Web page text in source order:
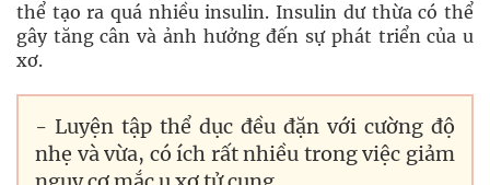
thể tạo ra quá nhiều insulin. Insulin dư thừa có thể
gây tăng cân và ảnh hưởng đến sự phát triển của u
xơ.
- Luyện tập thể dục đều đặn với cường độ
nhẹ và vừa, có ích rất nhiều trong việc giảm